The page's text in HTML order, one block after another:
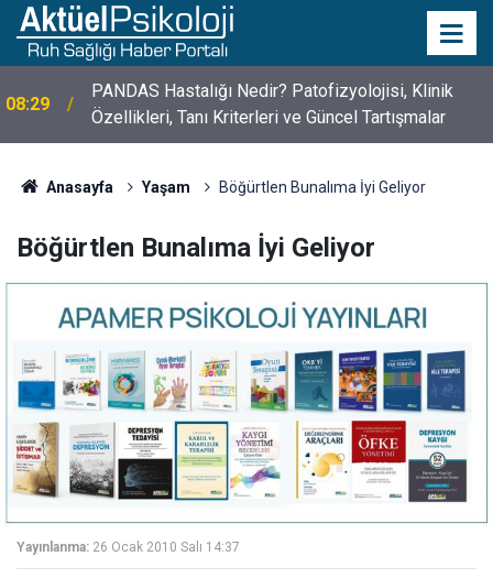
10:30
10 Mayıs Psikologlar Günü Nasıl Ortaya Çıktı? 10
Mayıs Tarihinin Hikayesi
Anasayfa Yaşam Böğürtlen Bunalıma İyi Geliyor
Böğürtlen Bunalıma İyi Geliyor
Yayınlanma: 26 Ocak 2010 Salı 14:37